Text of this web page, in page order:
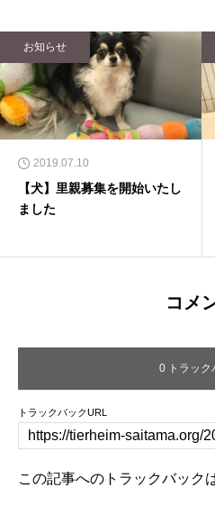
お知らせ
2019.07.10
【犬】里親募集を開始いたし
ました
コメ
0 トラック
トラックバックURL
この記事へのトラックバック